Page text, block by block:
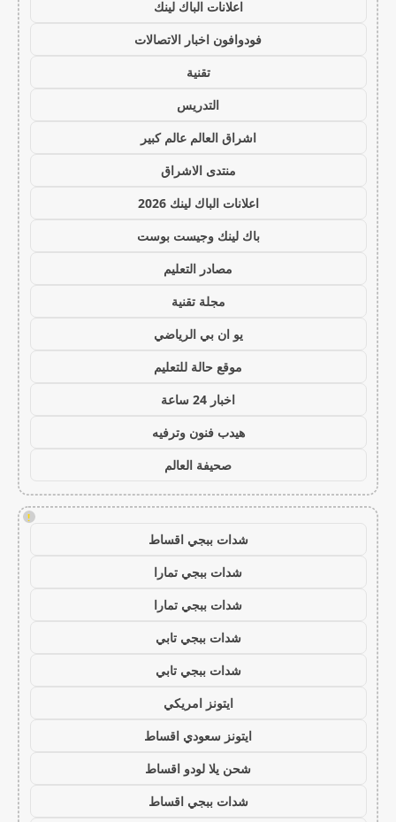
اعلانات الباك لينك
فودوافون اخبار الاتصالات
تقنية
التدريس
اشراق العالم عالم كبير
منتدى الاشراق
اعلانات الباك لينك 2026
باك لينك وجيست بوست
مصادر التعليم
مجلة تقنية
يو ان بي الرياضي
موقع حالة للتعليم
اخبار 24 ساعة
هيدب فنون وترفيه
صحيفة العالم
!
شدات ببجي اقساط
شدات ببجي تمارا
شدات ببجي تمارا
شدات ببجي تابي
شدات ببجي تابي
ايتونز امريكي
ايتونز سعودي اقساط
شحن يلا لودو اقساط
شدات ببجي اقساط